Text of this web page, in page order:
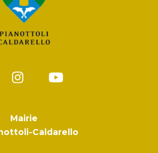
Mairie
Caldarello